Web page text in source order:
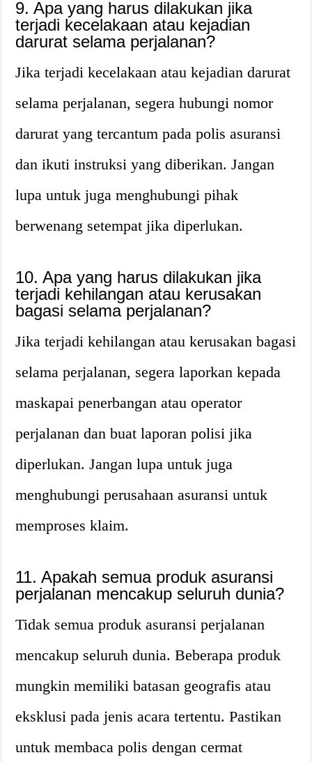
9. Apa yang harus dilakukan jika
terjadi kecelakaan atau kejadian
darurat selama perjalanan?
Jika terjadi kecelakaan atau kejadian darurat
selama perjalanan, segera hubungi nomor
darurat yang tercantum pada polis asuransi
dan ikuti instruksi yang diberikan. Jangan
lupa untuk juga menghubungi pihak
berwenang setempat jika diperlukan.
10. Apa yang harus dilakukan jika
terjadi kehilangan atau kerusakan
bagasi selama perjalanan?
Jika terjadi kehilangan atau kerusakan bagasi
selama perjalanan, segera laporkan kepada
maskapai penerbangan atau operator
perjalanan dan buat laporan polisi jika
diperlukan. Jangan lupa untuk juga
menghubungi perusahaan asuransi untuk
memproses klaim.
11. Apakah semua produk asuransi
perjalanan mencakup seluruh dunia?
Tidak semua produk asuransi perjalanan
mencakup seluruh dunia. Beberapa produk
mungkin memiliki batasan geografis atau
eksklusi pada jenis acara tertentu. Pastikan
untuk membaca polis dengan cermat